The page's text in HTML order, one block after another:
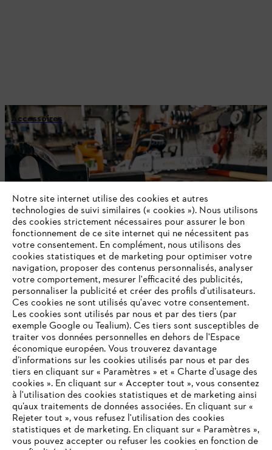
Accessoires
HUILES / CARBURANTS / DÉTERGENTS
VOTRE NAVIGATEUR INTERNET
N'EST PLUS PRIS EN CHARGE
Notre site internet utilise des cookies et autres
technologies de suivi similaires (« cookies »). Nous utilisons
des cookies strictement nécessaires pour assurer le bon
fonctionnement de ce site internet qui ne nécessitent pas
votre consentement. En complément, nous utilisons des
cookies statistiques et de marketing pour optimiser votre
navigation, proposer des contenus personnalisés, analyser
votre comportement, mesurer l'efficacité des publicités,
personnaliser la publicité et créer des profils d'utilisateurs.
Ces cookies ne sont utilisés qu'avec votre consentement.
Les cookies sont utilisés par nous et par des tiers (par
exemple Google ou Tealium). Ces tiers sont susceptibles de
traiter vos données personnelles en dehors de l'Espace
économique européen. Vous trouverez davantage
d’informations sur les cookies utilisés par nous et par des
tiers en cliquant sur « Paramètres » et « Charte d’usage des
cookies ». En cliquant sur « Accepter tout », vous consentez
à l'utilisation des cookies statistiques et de marketing ainsi
qu’aux traitements de données associées. En cliquant sur «
Rejeter tout », vous refusez l'utilisation des cookies
statistiques et de marketing. En cliquant sur « Paramètres »,
vous pouvez accepter ou refuser les cookies en fonction de